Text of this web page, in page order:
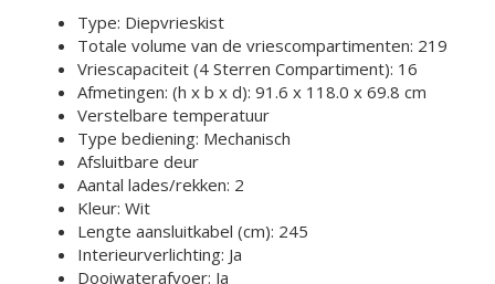
Type: Diepvrieskist
Totale volume van de vriescompartimenten: 219
Vriescapaciteit (4 Sterren Compartiment): 16
Afmetingen: (h x b x d): 91.6 x 118.0 x 69.8 cm
Verstelbare temperatuur
Type bediening: Mechanisch
Afsluitbare deur
Aantal lades/rekken: 2
Kleur: Wit
Lengte aansluitkabel (cm): 245
Interieurverlichting: Ja
Dooiwaterafvoer: Ja